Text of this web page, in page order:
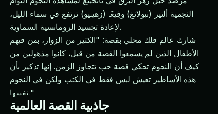
النجمية ألتير (نيولانغ) وفِيغَا (زهينيو) ترتفع في سماء الليل،
لإعادة تجسيد الرومانسية السماوية.
شارك عالم فلك محلي بقصة: "الكثير من الزوار، بمن فيهم
الأطفال الذين لم يسمعوا القصة من قبل، كانوا مذهولين من
كيف أن النجوم تحكي قصة حب تتجاوز الزمن. إنها تذكير بأن
هذه الأساطير تعيش ليس فقط في الكتب ولكن في النجوم
نفسها."
جاذبية القصة العالمية